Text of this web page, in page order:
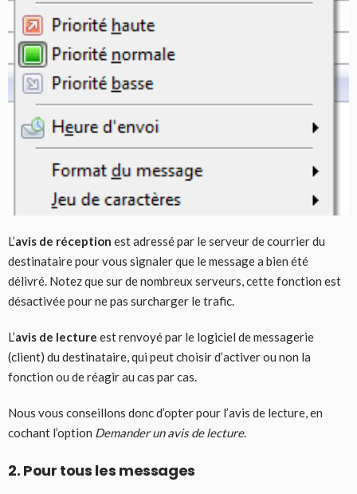
L’avis de réception est adressé par le serveur de courrier du
destinataire pour vous signaler que le message a bien été
délivré. Notez que sur de nombreux serveurs, cette fonction est
désactivée pour ne pas surcharger le trafic.
L’avis de lecture est renvoyé par le logiciel de messagerie
(client) du destinataire, qui peut choisir d’activer ou non la
fonction ou de réagir au cas par cas.
Nous vous conseillons donc d’opter pour l’avis de lecture, en
cochant l’option Demander un avis de lecture.
2. Pour tous les messages